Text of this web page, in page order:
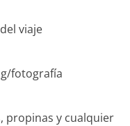
viaje
fotografía
propinas y cualquier